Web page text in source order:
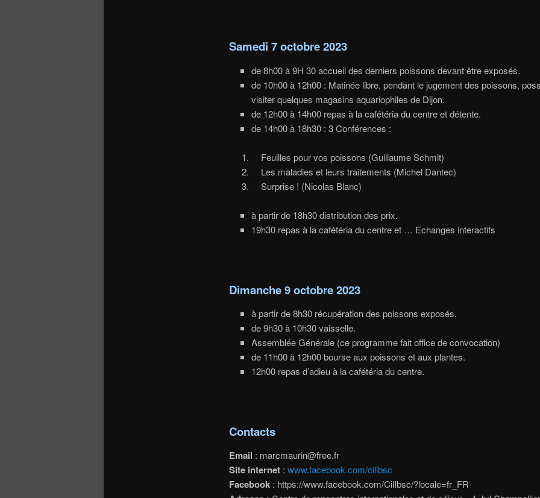
Samedi 7 octobre 2023
de 8h00 à 9H 30 accueil des derniers poissons devant être exposés.
de 10h00 à 12h00 : Matinée libre, pendant le jugement des poissons,
visiter quelques magasins aquariophiles de Dijon.
de 12h00 à 14h00 repas à la cafétéria du centre et détente.
de 14h00 à 18h30 : 3 Conférences :
Feuilles pour vos poissons (Guillaume Schmit)
Les maladies et leurs traitements (Michel Dantec)
Surprise ! (Nicolas Blanc)
à partir de 18h30 distribution des prix.
19h30 repas à la cafétéria du centre et … Echanges interactifs
Dimanche 9 octobre 2023
à partir de 8h30 récupération des poissons exposés.
de 9h30 à 10h30 vaisselle.
Assemblée Générale (ce programme fait office de convocation)
de 11h00 à 12h00 bourse aux poissons et aux plantes.
12h00 repas d’adieu à la cafétéria du centre.
Contacts
Email : marcmaurin@free.fr
Site internet: www.facebook.com/cilibsc
Facebook: https://www.facebook.com/CilIbsc/?locale=fr_FR